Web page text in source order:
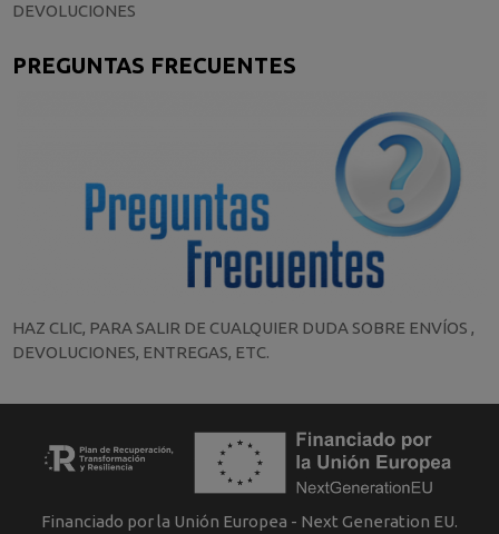
DEVOLUCIONES
PREGUNTAS FRECUENTES
HAZ CLIC, PARA SALIR DE CUALQUIER DUDA SOBRE ENVÍOS ,
DEVOLUCIONES, ENTREGAS, ETC.
Financiado por la Unión Europea - Next Generation EU.